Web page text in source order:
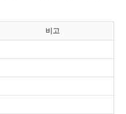
비고